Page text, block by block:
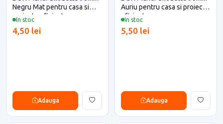
In stoc
Negru Mat pentru casa si
proiecte eficiente
4,50 lei
Adauga
In stoc
Auriu pentru casa si proiecte
eficiente
5,50 lei
Adauga